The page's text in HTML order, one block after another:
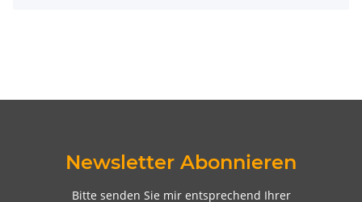
Newsletter Abonnieren
Bitte senden Sie mir entsprechend Ihrer